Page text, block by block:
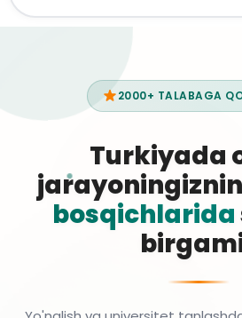
2000+ TALABAGA
Turkiyada
bosqichlarida